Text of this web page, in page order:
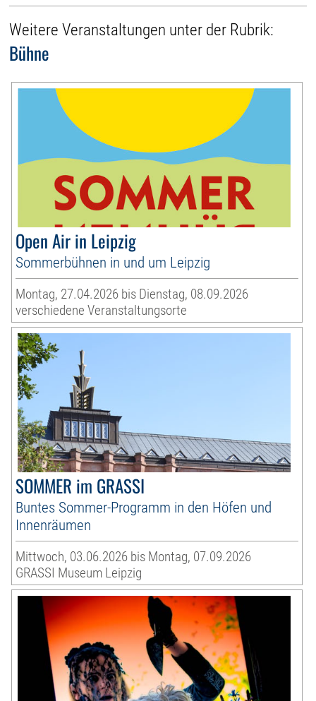
Weitere Veranstaltungen unter der Rubrik:
Bühne
Open Air in Leipzig
Sommerbühnen in und um Leipzig
Montag, 27.04.2026 bis Dienstag, 08.09.2026
verschiedene Veranstaltungsorte
SOMMER im GRASSI
Buntes Sommer-Programm in den Höfen und
Innenräumen
Mittwoch, 03.06.2026 bis Montag, 07.09.2026
GRASSI Museum Leipzig